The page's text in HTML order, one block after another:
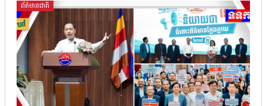
ព័ត៌មានជាតិ